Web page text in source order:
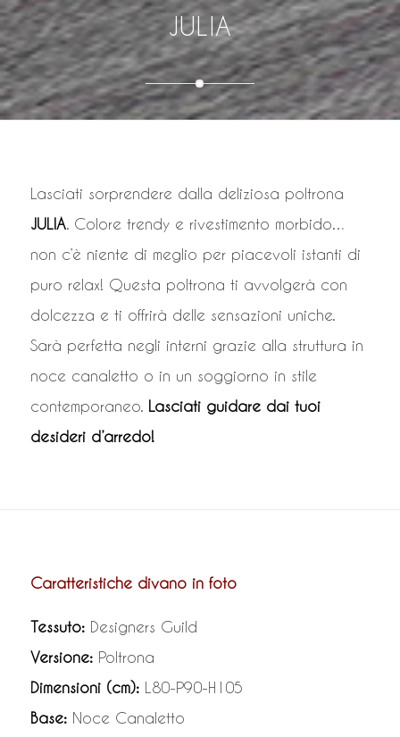
JULIA
Lasciati sorprendere dalla deliziosa poltrona
JULIA. Colore trendy e rivestimento morbido…
non c’è niente di meglio per piacevoli istanti di
puro relax! Questa poltrona ti avvolgerà con
dolcezza e ti offrirà delle sensazioni uniche.
Sarà perfetta negli interni grazie alla struttura in
noce canaletto o in un soggiorno in stile
contemporaneo. Lasciati guidare dai tuoi
desideri d’arredo!
Caratteristiche divano in foto
Tessuto: Designers Guild
Versione: Poltrona
Dimensioni (cm): L80-P90-H105
Base: Noce Canaletto